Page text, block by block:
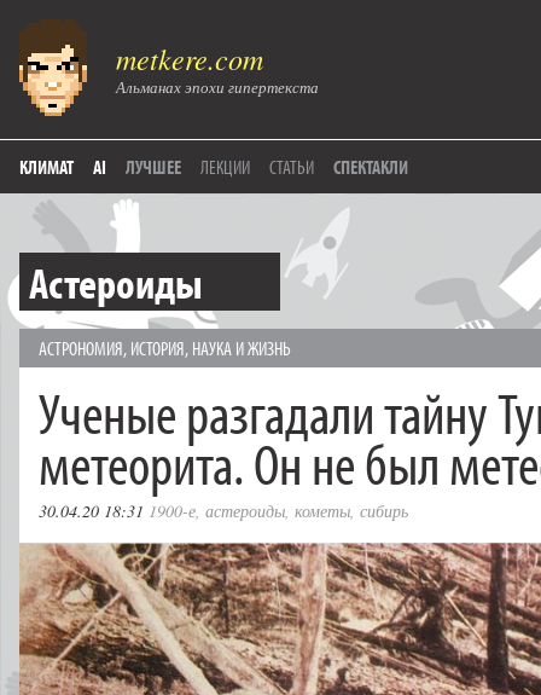
metkere.com
Альманах эпохи гипертекста
КЛИМАТ AI ЛУЧШЕЕ ЛЕКЦИИ СТАТЬИ СПЕКТАКЛИ
Астероиды
АСТРОНОМИЯ, ИСТОРИЯ, НАУКА И ЖИЗНЬ
Ученые разгадали тайну
метеорита. Он не был
30.04.20 18:31 1900-е, астероиды, кометы, сибирь